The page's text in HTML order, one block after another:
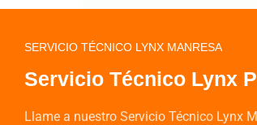
SERVICIO TÉCNICO LYNX MANRESA
Servicio Técnico Lynx
Llame a nuestro Servicio Técnico Lynx